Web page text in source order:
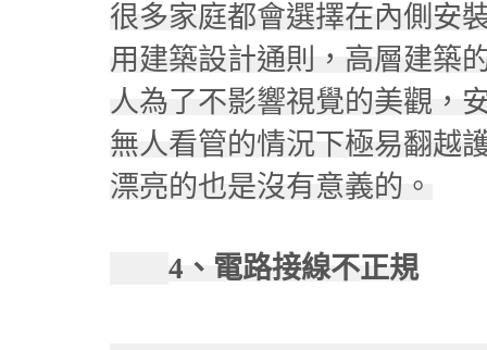
很多家庭都會選擇在內側安
用建築設計通則，高層建築
人為了不影響視覺的美觀，
無人看管的情況下極易翻越
漂亮的也是沒有意義的。
4、電路接線不正規